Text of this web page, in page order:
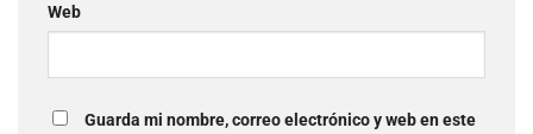
Web
Guarda mi nombre, correo electrónico y web en este